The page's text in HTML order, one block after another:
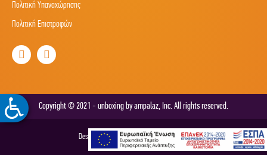
Πολιτική Υπαναχώρησης
Πολιτική Επιστροφών
Copyright © 2021 - unboxing by ampalaz, Inc. All rights reserved.
Designed & developed by